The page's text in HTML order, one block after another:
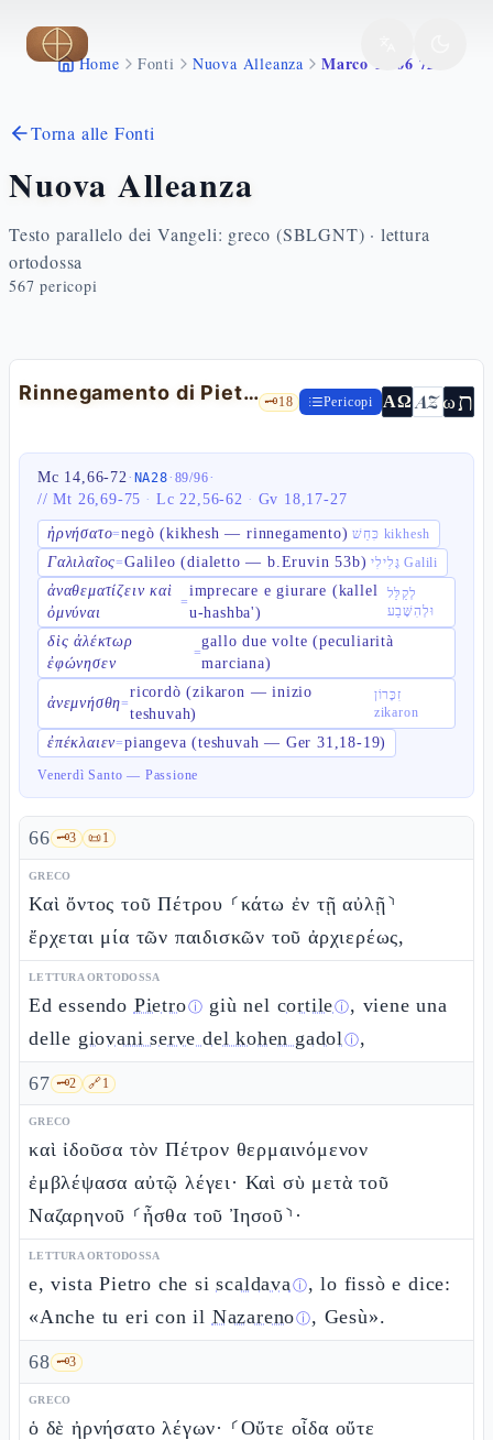
Vai al contenuto principale
Home Fonti Nuova Alleanza Marco 14 66 72
Torna alle Fonti
Nuova Alleanza
Testo parallelo dei Vangeli: greco (SBLGNT) · lettura
ortodossa
567 pericopi
Rinnegamento di Pietro 🗝️18 Pericopi ΑΩ AZωת
Mc 14,66-72· NA28· 89/96·
//Mt 26,69-75 · Lc 22,56-62 · Gv 18,17-27
ἠρνήσατο=negò (kikhesh — rinnegamento) כִּחֵשׁ kikhesh
Γαλιλαῖος=Galileo (dialetto — b.Eruvin 53b) גָּלִילִי Galili
ἀναθεματίζειν καὶ
ὀμνύναι
=
imprecare e giurare (kallel
u-hashba')
לְקַלֵּל
וּלְהִשָּׁבַע
δὶς ἀλέκτωρ
ἐφώνησεν
=
gallo due volte (peculiarità
marciana)
ἀνεμνήσθη=
ricordò (zikaron — inizio
teshuvah)
זִכָּרוֹן
zikaron
ἐπέκλαιεν=piangeva (teshuvah — Ger 31,18-19)
Venerdì Santo — Passione
66 🗝️3 📜1
GRECO
Καὶ ὄντος τοῦ Πέτρου ⸂κάτω ἐν τῇ αὐλῇ⸃
ἔρχεται μία τῶν παιδισκῶν τοῦ ἀρχιερέως,
LETTURA ORTODOSSA
Ed essendo Pietroⓘ giù nel cortileⓘ, viene una
delle giovani serve del kohen gadolⓘ,
67 🗝️2 🔗1
GRECO
καὶ ἰδοῦσα τὸν Πέτρον θερμαινόμενον
ἐμβλέψασα αὐτῷ λέγει· Καὶ σὺ μετὰ τοῦ
Ναζαρηνοῦ ⸂ἦσθα τοῦ Ἰησοῦ⸃·
LETTURA ORTODOSSA
e, vista Pietro che siscaldavaⓘ, lo fissò e dice:
«Anche tu eri con il Nazarenoⓘ, Gesù».
68 🗝️3
GRECO
ὁ δὲ ἠρνήσατο λέγων· ⸂Οὔτε οἶδα οὔτε